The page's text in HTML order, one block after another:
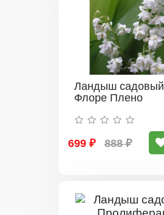
Ландыш садовый
Флоре Плено
699 ₽ 888 ₽